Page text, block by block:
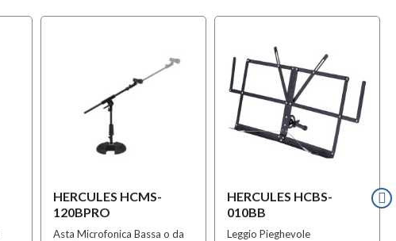
HERCULES HCMS-
120BPRO
Asta Microfonica Bassa o da
HERCULES HCBS-
010BB
Leggio Pieghevole